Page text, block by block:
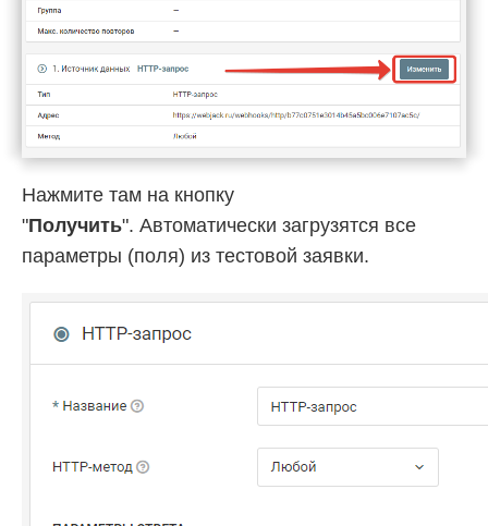
Нажмите там на кнопку
"Получить". Автоматически загрузятся все
параметры (поля) из тестовой заявки.